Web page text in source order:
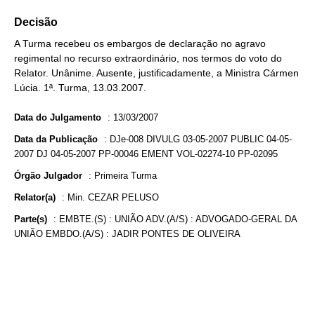
Decisão
A Turma recebeu os embargos de declaração no agravo
regimental no recurso extraordinário, nos termos do voto do
Relator. Unânime. Ausente, justificadamente, a Ministra Cármen
Lúcia. 1ª. Turma, 13.03.2007.
Data do Julgamento : 13/03/2007
Data da Publicação : DJe-008 DIVULG 03-05-2007 PUBLIC 04-05-
2007 DJ 04-05-2007 PP-00046 EMENT VOL-02274-10 PP-02095
Órgão Julgador : Primeira Turma
Relator(a) : Min. CEZAR PELUSO
Parte(s) : EMBTE.(S) : UNIÃO ADV.(A/S) : ADVOGADO-GERAL DA
UNIÃO EMBDO.(A/S) : JADIR PONTES DE OLIVEIRA